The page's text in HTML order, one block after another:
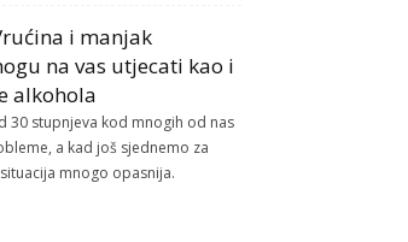
i manjak
na vas utjecati kao i
alkohola
30 stupnjeva kod mnogih od nas
a kad još sjednemo za
mnogo opasnija.